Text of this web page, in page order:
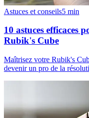
Astuces et conseils5 min
10 astuces efficaces
Rubik's Cube
Maîtrisez votre Rubik's
devenir un pro de la